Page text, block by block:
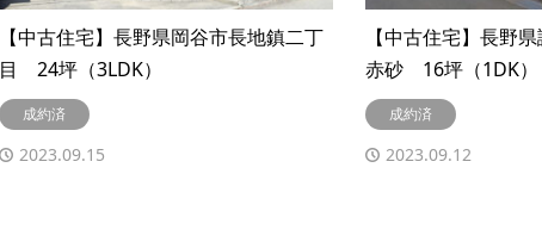
【中古住宅】長野県岡谷市長地鎮二丁
目 24坪（3LDK）
成約済
2023.09.15
【中古住宅】長野
赤砂 16坪（1DK）
成約済
2023.09.12